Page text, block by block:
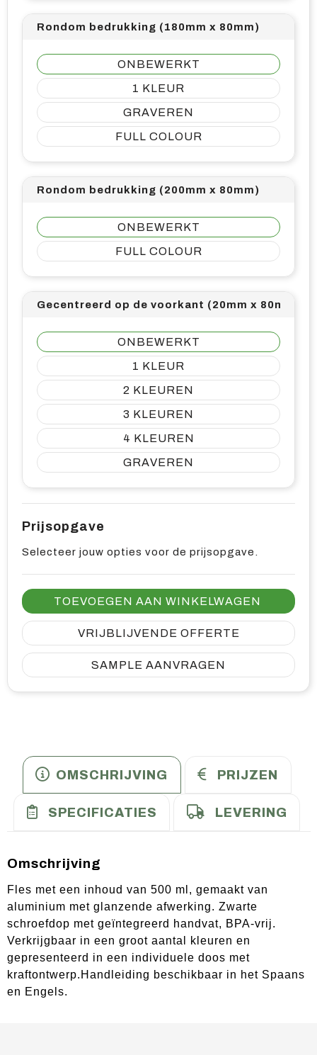
Rondom bedrukking (180mm x 80mm)
ONBEWERKT
1
GRAVEREN
FULL COLOUR
Rondom bedrukking (200mm x 80mm)
ONBEWERKT
FULL COLOUR
Gecentreerd op de voorkant (20mm x 80mm)
ONBEWERKT
1
2
3
4
GRAVEREN
Prijsopgave
Selecteer jouw opties voor de prijsopgave.
TOEVOEGEN AAN WINKELWAGEN
VRIJBLIJVENDE OFFERTE
SAMPLE AANVRAGEN
OMSCHRIJVING PRIJZEN
SPECIFICATIES LEVERING
Omschrijving
Fles met een inhoud van 500 ml, gemaakt van
aluminium met glanzende afwerking. Zwarte
schroefdop met geïntegreerd handvat, BPA-vrij.
Verkrijgbaar in een groot aantal kleuren en
gepresenteerd in een individuele doos met
kraftontwerp.Handleiding beschikbaar in het Spaans
en Engels.